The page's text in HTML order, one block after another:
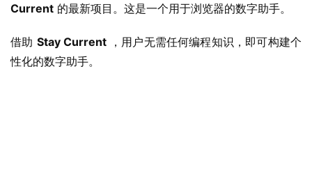
Current 的最新项目。这是一个用于浏览器的数字助手。
借助 Stay Current ，用户无需任何编程知识，即可构建个
性化的数字助手。